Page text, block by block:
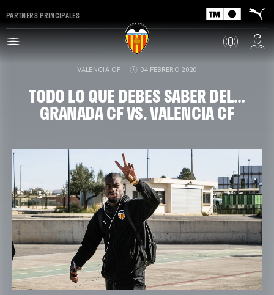
PARTNERS PRINCIPALES
VALENCIA CF 04 FEBRERO 2020
TODO LO QUE DEBES SABER DEL…
GRANADA CF VS. VALENCIA CF